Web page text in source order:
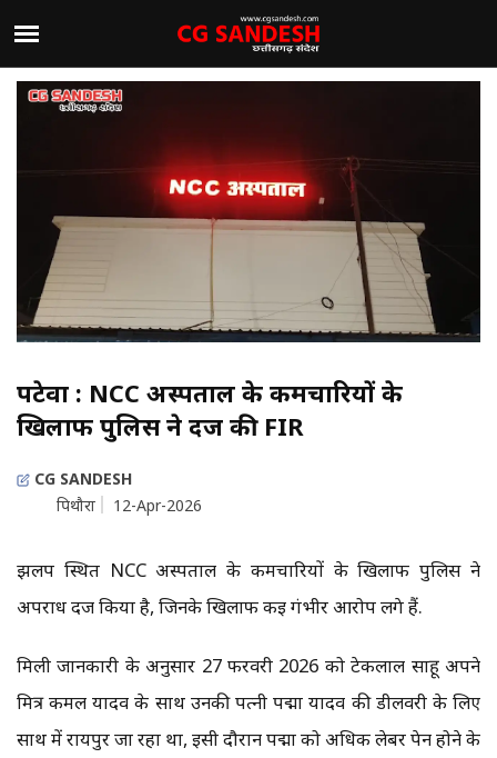
पटेवा : NCC अस्पताल के कर्मचारियों के
खिलाफ पुलिस ने दर्ज की FIR
CG SANDESH
पिथौरा
12-Apr-2026
झलप स्थित NCC अस्पताल के कर्मचारियों के खिलाफ पुलिस ने
अपराध दर्ज किया है, जिनके खिलाफ कई गंभीर आरोप लगे हैं.
मिली जानकारी के अनुसार 27 फरवरी 2026 को टेकलाल साहू अपने
मित्र कमल यादव के साथ उनकी पत्नी पद्मा यादव की डीलवरी के लिए
साथ में रायपुर जा रहा था, इसी दौरान पद्मा को अधिक लेबर पेन होने के